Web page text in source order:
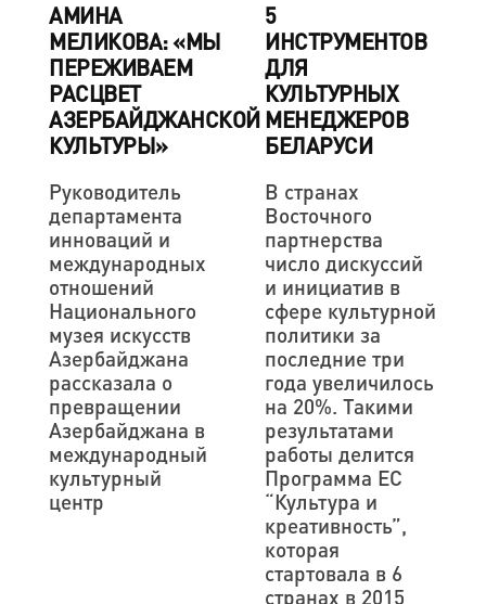
АМИНА
МЕЛИКОВА: «МЫ
ПЕРЕЖИВАЕМ
РАСЦВЕТ
АЗЕРБАЙДЖАНСКОЙ
КУЛЬТУРЫ»
Руководитель
департамента
инноваций и
международных
отношений
Национального
музея искусств
Азербайджана
рассказала о
превращении
Азербайджана в
международный
культурный
центр
5
ИНСТРУМЕНТОВ
ДЛЯ
КУЛЬТУРНЫХ
МЕНЕДЖЕРОВ
БЕЛАРУСИ
В странах
Восточного
партнерства
число дискуссий
и инициатив в
сфере культурной
политики за
последние три
года увеличилось
на 20%. Такими
результатами
работы делится
Программа ЕС
“Культура и
креативность”,
которая
стартовала в 6
странах в 2015